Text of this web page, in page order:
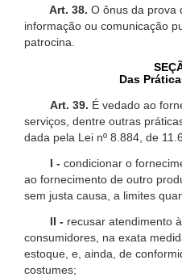
Art. 38. O ônus da prova
informação ou comunicação
patrocina.
Das
Art. 39. É vedado ao
serviços, dentre outras
dada pela Lei nº 8.884, de
I - condicionar o
ao fornecimento de outro
sem justa causa, a limites
II - recusar atendimento
consumidores, na exata
estoque, e, ainda, de
costumes;